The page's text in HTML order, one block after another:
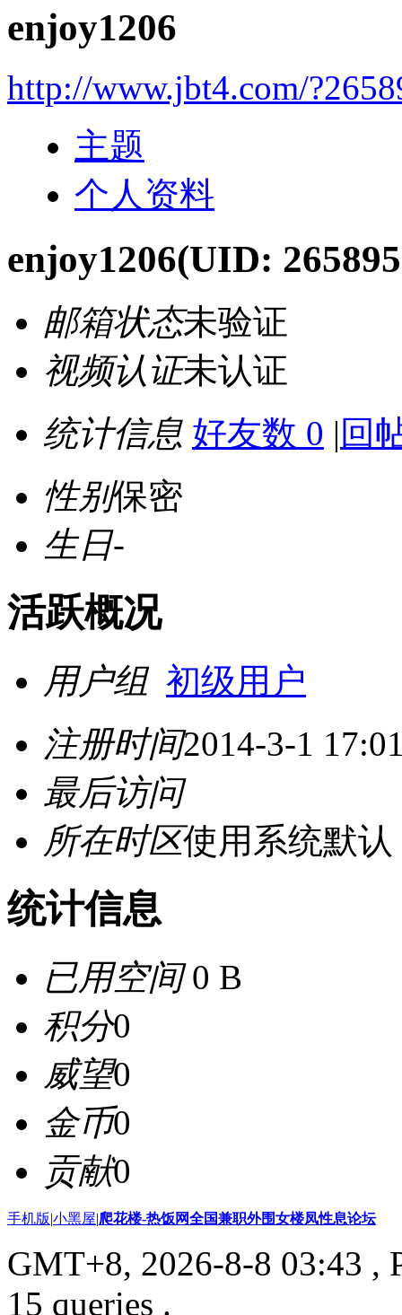
enjoy1206
http://www.jbt4.com/
主题
个人资料
enjoy1206(UID:
邮箱状态未验证
视频认证未认证
统计信息 好友数 0 | 回
性别保密
生日-
活跃概况
用户组 初级用户
注册时间2014-3-1
最后访问
所在时区使用系统默认
统计信息
已用空间0 B
积分0
威望0
金币0
贡献0
手机版|小黑屋|爬花楼-热饭网全国兼职外围女楼凤性息论坛
GMT+8, 2026-8-8 03:43 ,
15 queries .